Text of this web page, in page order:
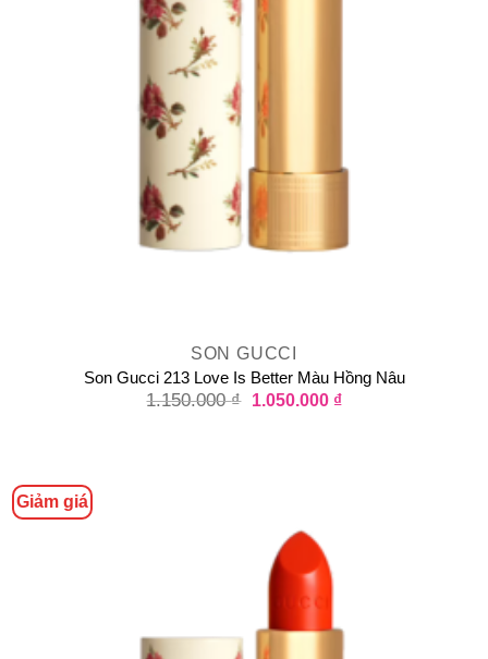
SON GUCCI
Son Gucci 213 Love Is Better Màu Hồng Nâu
1.150.000₫ 1.050.000 ₫
Giảm giá